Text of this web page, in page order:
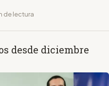
de lectura
desde diciembre